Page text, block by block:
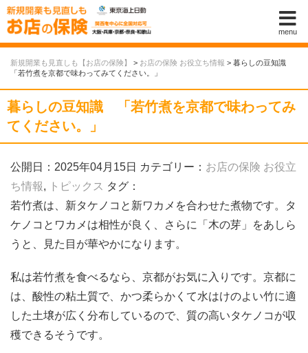
menu
新規開業も見直しも【お店の保険】 > お店の保険 お役立ち情報 > 暮らしの豆知識
「若竹煮を京都で味わってみてください。」
暮らしの豆知識 「若竹煮を京都で味わってみ
てください。」
公開日：2025年04月15日 カテゴリー： お店の保険 お役立
ち情報, トピックス タグ：
若竹煮は、新タケノコと新ワカメを合わせた煮物です。タ
ケノコとワカメは相性が良く、さらに「木の芽」をあしら
うと、見た目が華やかになります。
私は若竹煮を食べるなら、京都がお気に入りです。京都に
は、酸性の粘土質で、かつ柔らかくて水はけのよい竹に適
した土壌が広く分布しているので、質の高いタケノコが収
穫できるそうです。